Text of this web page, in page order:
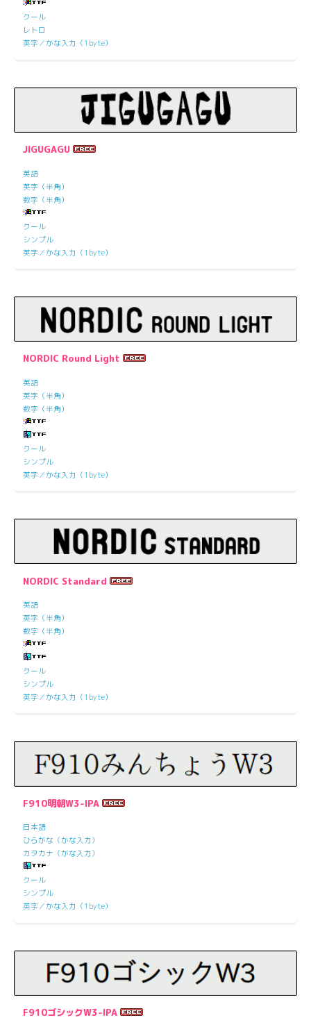
クール
レトロ
英字／かな入力（1byte）
JIGUGAGU
英語
英字（半角）
数字（半角）
クール
シンプル
英字／かな入力（1byte）
NORDIC Round Light
英語
英字（半角）
数字（半角）
クール
シンプル
英字／かな入力（1byte）
NORDIC Standard
英語
英字（半角）
数字（半角）
クール
シンプル
英字／かな入力（1byte）
F910明朝W3-IPA
日本語
ひらがな（かな入力）
カタカナ（かな入力）
クール
シンプル
英字／かな入力（1byte）
F910ゴシックW3-IPA